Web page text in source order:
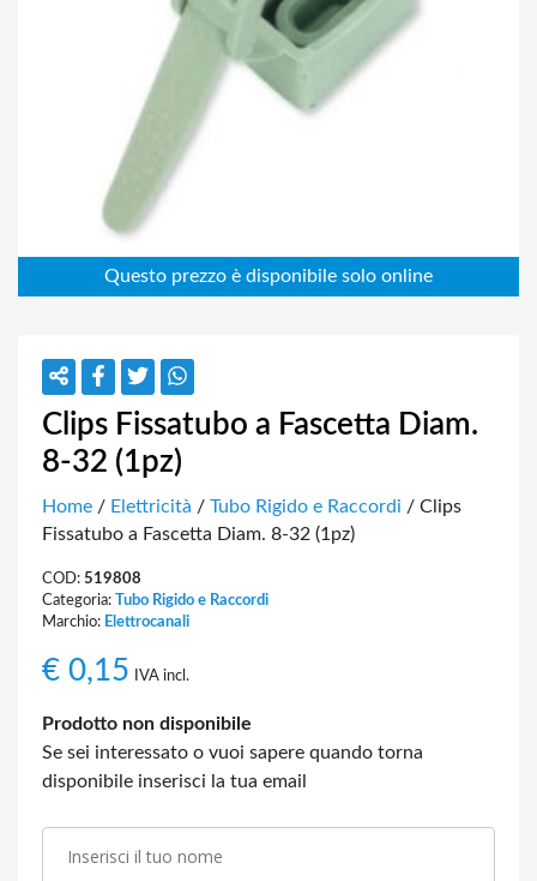
Clips Fissatubo a Fascetta Diam.
8-32 (1pz)
Home / Elettricità / Tubo Rigido e Raccordi / Clips
Fissatubo a Fascetta Diam. 8-32 (1pz)
COD: 519808
Categoria: Tubo Rigido e Raccordi
Marchio: Elettrocanali
€ 0,15 IVA incl.
Prodotto non disponibile
Se sei interessato o vuoi sapere quando torna
disponibile inserisci la tua email